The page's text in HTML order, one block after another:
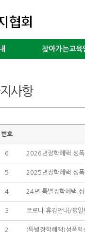
찾아가는교육
사항
번호
6 2026년장학혜택 성
5 2025년장학혜택 성
4 24년 특별장학혜택.
3 코로나 휴강안내/평
2 (특별장학혜택)성폭